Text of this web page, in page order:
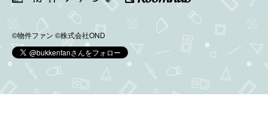
©物件ファン ©株式会社OND